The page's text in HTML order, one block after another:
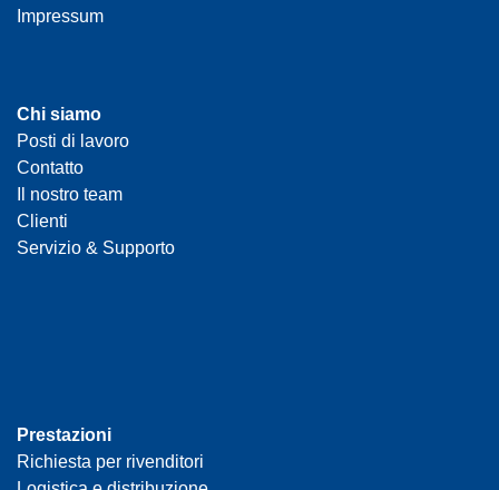
Impressum
Chi siamo
Posti di lavoro
Contatto
Il nostro team
Clienti
Servizio & Supporto
Prestazioni
Richiesta per rivenditori